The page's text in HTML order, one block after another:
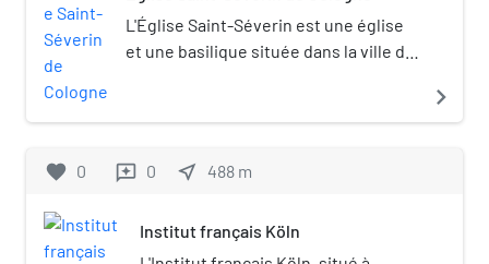
fondements sociaux et politiques des
économies modernes, principalement
L'Église Saint-Séverin est une église
et une basilique située dans la ville de
Cologne, elle est dédiée à Séverin de
du IVe siècle comme une simple
de nombreuses reprises. La plus
navigate_next
favorite 0 reviews 0 near_me 488 m
Institut français Köln